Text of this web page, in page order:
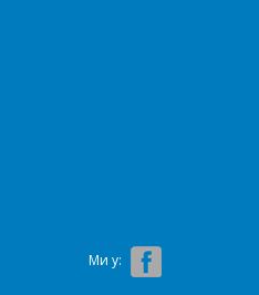
Ми у: